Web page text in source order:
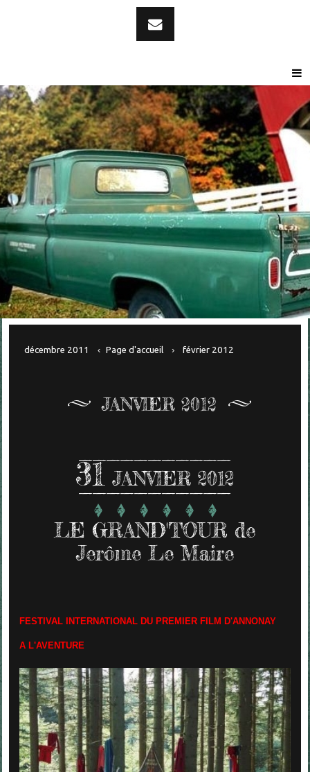
décembre 2011 Page d'accueil février 2012
JANVIER 2012
31 JANVIER 2012
LE GRAND'TOUR de
Jerôme Le Maire
FESTIVAL INTERNATIONAL DU PREMIER FILM D'ANNONAY
A L'AVENTURE